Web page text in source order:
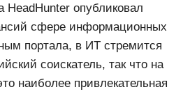
HeadHunter опубликовал
сфере информационных
портала, в ИТ стремится
соискатель, так что на
наиболее привлекательная